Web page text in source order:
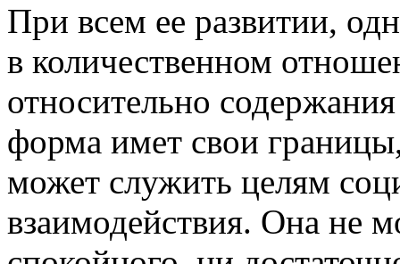
При всем ее развитии,
в количественном
относительно
форма имет свои
может служить целям
взаимодействия. Она не